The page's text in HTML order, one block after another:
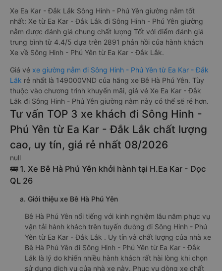
Xe Ea Kar - Đắk Lắk Sông Hinh - Phú Yên giường nằm tốt
nhất: Xe từ Ea Kar - Đắk Lắk đi Sông Hinh - Phú Yên giường
nằm được đánh giá chung chất lượng Tốt với điểm đánh giá
trung bình từ 4.4/5 dựa trên 2891 phản hồi của hành khách
Xe về Sông Hinh - Phú Yên từ Ea Kar - Đắk Lắk.
Giá vé xe giường nằm đi Sông Hinh - Phú Yên từ Ea Kar - Đắk
Lắk rẻ nhất là 149000VND của hãng xe Bê Hà Phú Yên. Tùy
thuộc vào chương trình khuyến mãi, giá vé Xe Ea Kar - Đắk
Lắk đi Sông Hinh - Phú Yên giường nằm này có thể sẽ rẻ hơn.
Tư vấn TOP 3 xe khách đi Sông Hinh -
Phú Yên từ Ea Kar - Đắk Lắk chất lượng
cao, uy tín, giá rẻ nhất 08/2026
null
🚌 1. Xe Bê Hà Phú Yên khởi hành tại H.Ea Kar - Dọc
QL 26
a. Giới thiệu xe Bê Hà Phú Yên
Bê Hà Phú Yên nổi tiếng với kinh nghiệm lâu năm phục vụ
vận tải hành khách trên tuyến đường đi Sông Hinh - Phú
Yên từ Ea Kar - Đắk Lắk . Uy tín và chất lượng của nhà xe
Bê Hà Phú Yên đi Sông Hinh - Phú Yên từ Ea Kar - Đắk
Lắk là lý do khiến nhiều hành khách rất hài lòng khi chọn
sử dụng dịch vụ của nhà xe này. Phục vụ dòng xe chất